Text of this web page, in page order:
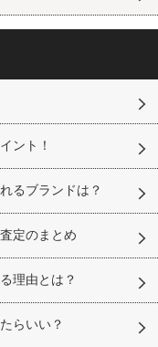
ント！
るブランドは？
定のまとめ
理由とは？
らいい？